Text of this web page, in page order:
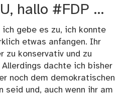
hallo #FDP …
ich gebe es zu, ich konnte
etwas anfangen. Ihr
zu konservativ und zu
dachte ich bisher
noch dem demokratischen
seid und, auch wenn ihr am